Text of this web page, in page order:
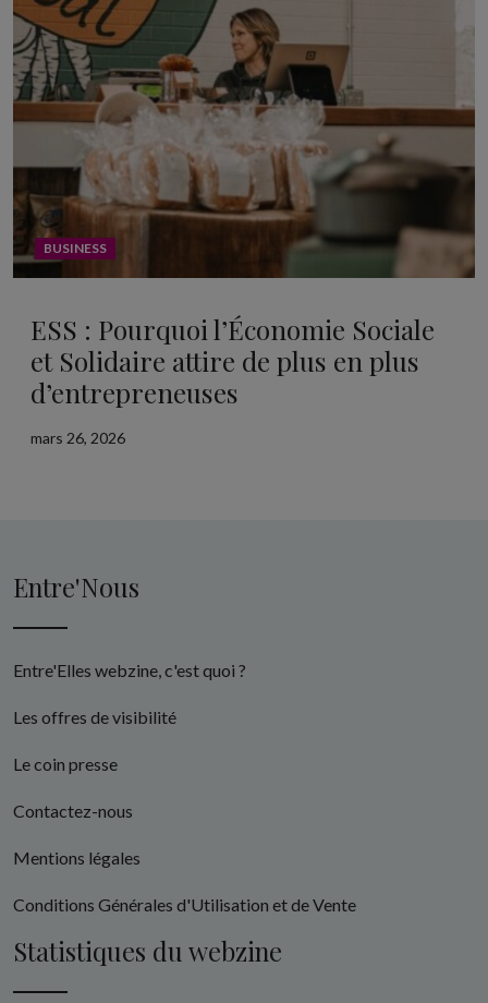
BUSINESS
ESS : Pourquoi l’Économie Sociale
et Solidaire attire de plus en plus
d’entrepreneuses
mars 26, 2026
Entre'Nous
Entre'Elles webzine, c'est quoi ?
Les offres de visibilité
Le coin presse
Contactez-nous
Mentions légales
Conditions Générales d'Utilisation et de Vente
Statistiques du webzine